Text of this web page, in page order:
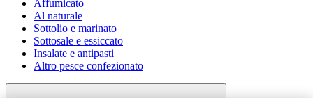
Affumicato
Al naturale
Sottolio e marinato
Sottosale e essiccato
Insalate e antipasti
Altro pesce confezionato